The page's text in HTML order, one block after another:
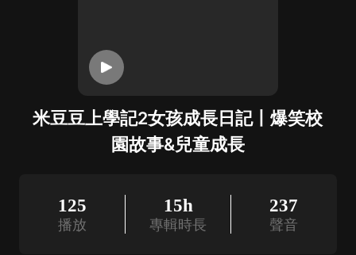
米豆豆上學記2女孩成長日記丨爆笑校
園故事&兒童成長
125
播放
15h
專輯時長
237
聲音